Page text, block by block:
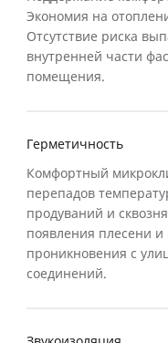
Экономия на
Отсутствие риска
внутренней части
помещения.
Герметичность
Комфортный
перепадов
продуваний и
появления плесени
проникновения с
соединений.